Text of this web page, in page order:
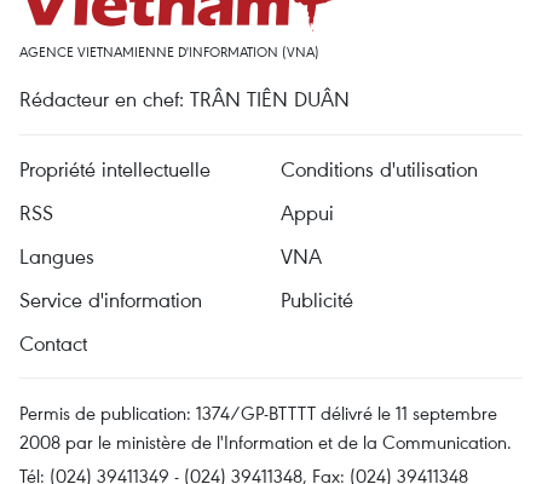
AGENCE VIETNAMIENNE D'INFORMATION (VNA)
Rédacteur en chef: TRÂN TIÊN DUÂN
Propriété intellectuelle
Conditions d'utilisation
RSS
Appui
Langues
VNA
Service d'information
Publicité
Contact
Permis de publication: 1374/GP-BTTTT délivré le 11 septembre
2008 par le ministère de l'Information et de la Communication.
Tél: (024) 39411349 - (024) 39411348, Fax: (024) 39411348